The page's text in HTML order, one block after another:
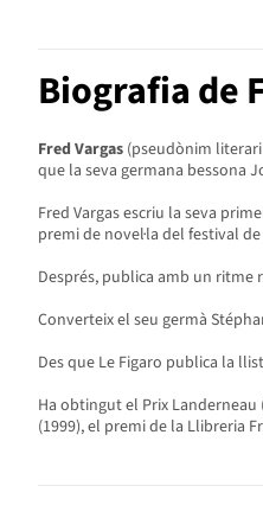
Biografia de
Fred Vargas (pseudònim
que la seva germana bessona
Fred Vargas escriu la seva
premi de novel·la del festival
Després, publica amb un ritme
Converteix el seu germà
Des que Le Figaro publica la
Ha obtingut el Prix Landerneau
(1999), el premi de la Llibreria